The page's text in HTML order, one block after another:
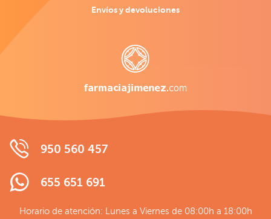
Envíos y devoluciones
950 560 457
655 651 691
Horario de atención: Lunes a Viernes de 08:00h a 18:00h